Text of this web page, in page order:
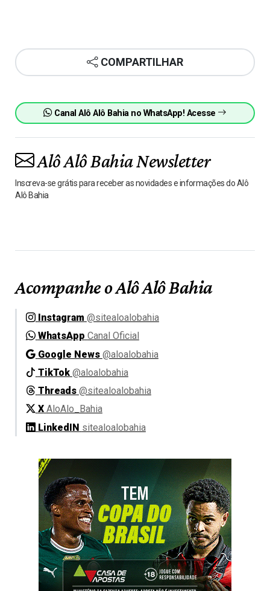
COMPARTILHAR
Canal Alô Alô Bahia no WhatsApp! Acesse
Alô Alô Bahia Newsletter
Inscreva-se grátis para receber as novidades e informações do Alô
Alô Bahia
Acompanhe o Alô Alô Bahia
Instagram @sitealoalobahia
WhatsApp Canal Oficial
Google News @aloalobahia
TikTok @aloalobahia
Threads @sitealoalobahia
X AloAlo_Bahia
LinkedIN sitealoalobahia